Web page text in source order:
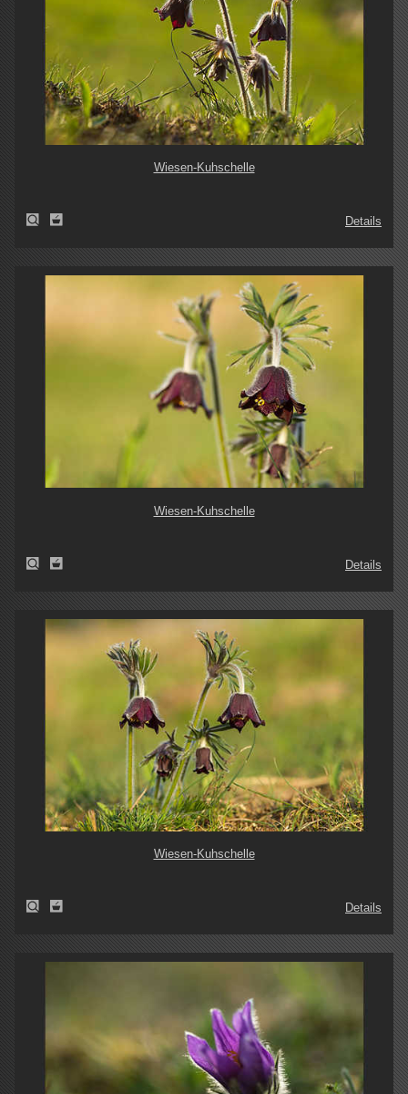
Wiesen-Kuhschelle
Details
Wiesen-Kuhschelle
Details
Wiesen-Kuhschelle
Details